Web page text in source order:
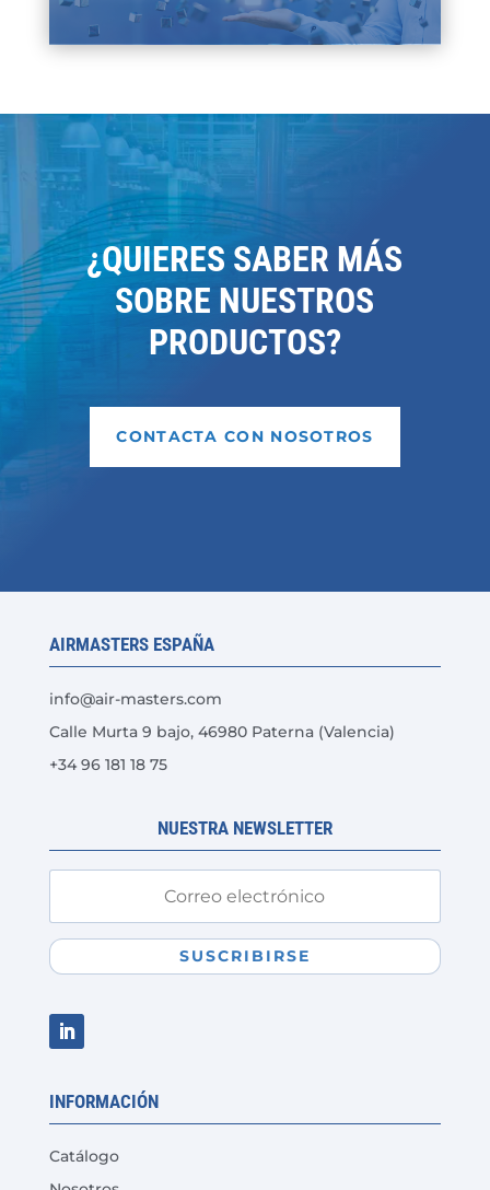
¿QUIERES SABER MÁS
SOBRE NUESTROS
PRODUCTOS?
CONTACTA CON NOSOTROS
AIRMASTERS ESPAÑA
info@air-masters.com
Calle Murta 9 bajo, 46980 Paterna (Valencia)
+34 96 181 18 75
NUESTRA NEWSLETTER
SUSCRIBIRSE
INFORMACIÓN
Catálogo